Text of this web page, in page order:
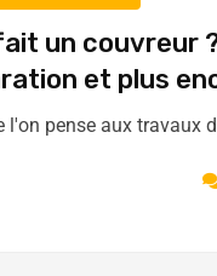
un couvreur
et plus
l'on pense aux travaux